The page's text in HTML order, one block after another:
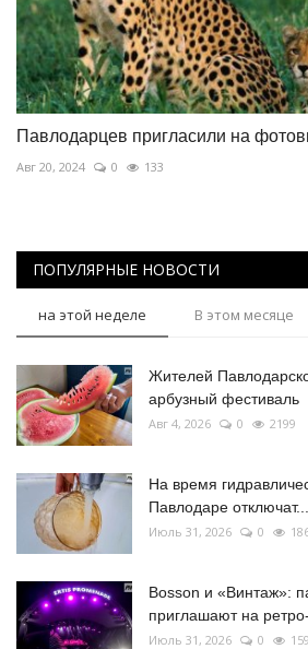
Павлодарцев пригласили на
Авг 20, 2024 0 133
ПОПУЛЯРНЫЕ НОВОСТИ
на этой неделе В этом месяце
Жителей
арбузный фестиваль
Авг 4, 2026 0 2199
На время
Павлодаре отключат...
Июль 31, 2026 0
Bosson и «Винтаж»:
приглашают на
Июль 31, 2026 0